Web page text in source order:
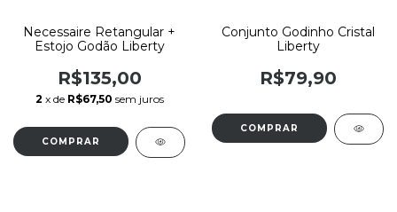
Necessaire Retangular +
Estojo Godão Liberty
R$135,00
2 x de R$67,50 sem juros
Conjunto Godinho Cristal
Liberty
R$79,90